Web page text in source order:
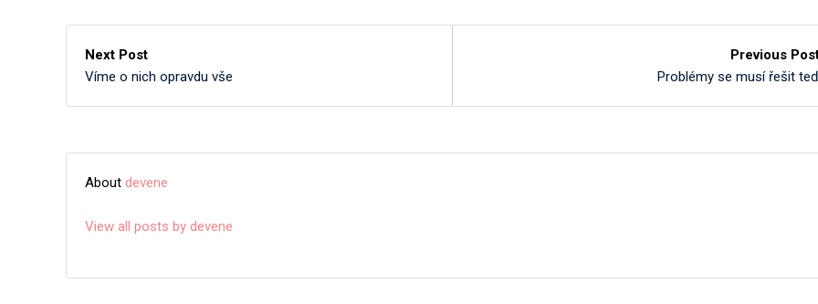
Previous
Problémy se musí řešit
Next Post
Víme o nich opravdu vše
About devene
View all posts by devene